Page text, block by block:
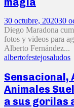
30 octubre, 202030
Diego Maradona
fotos y videos para
Alberto Fernández...
albertofestejosaludos
Sensacional,
Animales
a sus gorilas